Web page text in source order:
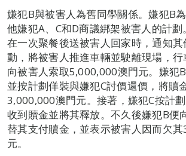
嫌犯B與被害人為舊同學關係。嫌犯B
他嫌犯A、C和D商議綁架被害人的計
在一次聚餐後送被害人回家時，通知
動，將被害人推進車輛並駛離現場，行
向被害人索取5,000,000澳門元。嫌犯
並按計劃佯裝與嫌犯C討價還價，將贖
3,000,000澳門元。接著，嫌犯C按計
收到贖金並將其釋放。不久後嫌犯B便
替其支付贖金，並表示被害人因而欠
元。